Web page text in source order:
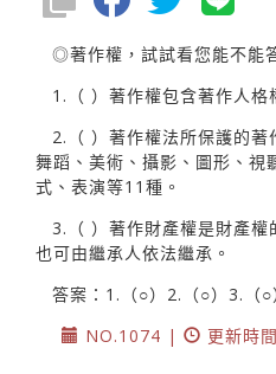
◎著作權，試試看您能不能
1.（ ）著作權包含著作人格
2.（ ）著作權法所保護的
舞蹈、美術、攝影、圖形、視
式、表演等11種。
3.（ ）著作財產權是財產權
也可由繼承人依法繼承。
答案：1.（○）2.（○）3.（○
NO.1074 |
更新時